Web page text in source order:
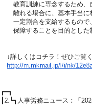
教育訓練に専念するため、
離れる場合に、基本手当に
一定割合を支給するもので
保障することを目的とした
↓詳しくはコチラ！ぜひご覧
http://m.mkmail.jp/l/i/nk/12e8
┏━┓
┃2.┗┓人事労務ニュース：「